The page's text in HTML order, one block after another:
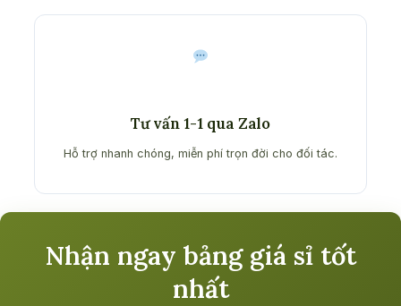
Tư vấn 1-1 qua Zalo
Hỗ trợ nhanh chóng, miễn phí trọn đời cho đối tác.
Nhận ngay bảng giá sỉ tốt
nhất